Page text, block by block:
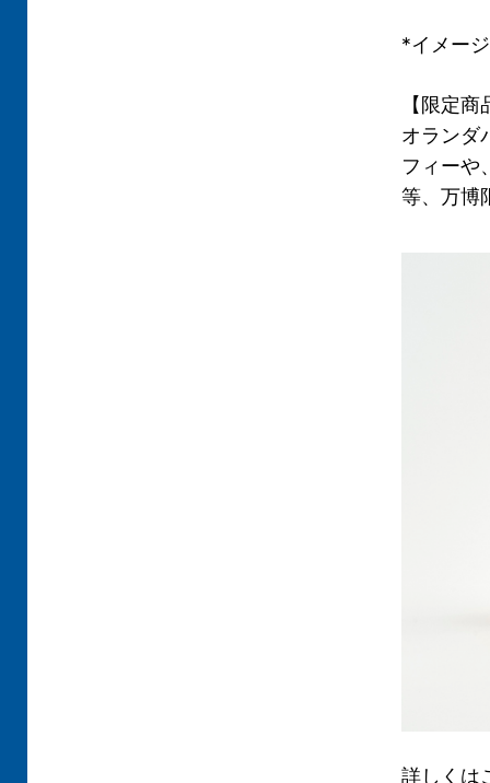
*イメージ
【限定商
オランダ
フィーや
等、万博
詳しくは